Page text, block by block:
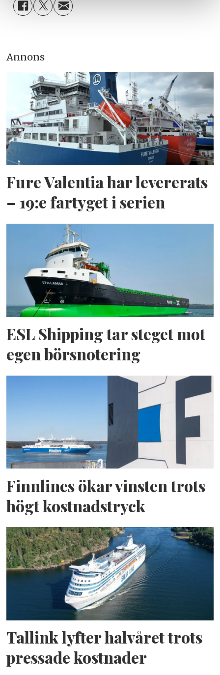
Annons
Fure Valentia har levererats
– 19:e fartyget i serien
ESL Shipping tar steget mot
egen börsnotering
Finnlines ökar vinsten trots
högt kostnadstryck
Tallink lyfter halvåret trots
pressade kostnader